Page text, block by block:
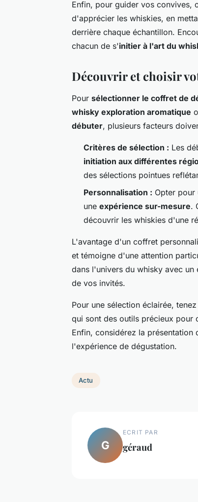
Enfin, pour guider vos convives,
d'apprécier les whiskies, en
derrière chaque échantillon.
chacun de s'initier à l'art du
Découvrir et choisir
Pour sélectionner le coffret de
whisky exploration aromatique
débuter, plusieurs facteurs
Critères de sélection : Les
initiation aux différentes
des sélections pointues
Personnalisation : Opter pour
une expérience sur-mesure.
découvrir les whiskies d'une
L'avantage d'un coffret
et témoigne d'une attention
dans l'univers du whisky avec
de vos invités.
Pour une sélection éclairée,
qui sont des outils précieux pour
Enfin, considérez la présentation
l'expérience de dégustation.
Actu
G
ECRIT PAR
géraud